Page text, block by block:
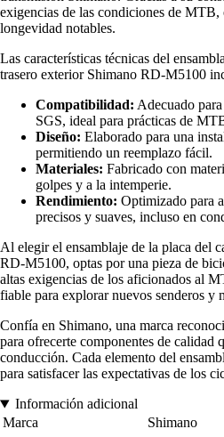
exigencias de las condiciones de
longevidad notables.
Las características técnicas del
trasero exterior Shimano RD-M5100
Compatibilidad: Adecuado
SGS, ideal para prácticas de
Diseño: Elaborado para una
permitiendo un reemplazo fácil.
Materiales: Fabricado con
golpes y a la intemperie.
Rendimiento: Optimizado para
precisos y suaves, incluso en
Al elegir el ensamblaje de la placa del
RD-M5100, optas por una pieza de
altas exigencias de los aficionados al
fiable para explorar nuevos senderos y
Confía en Shimano, una marca
para ofrecerte componentes de calidad
conducción. Cada elemento del
para satisfacer las expectativas de los
Información adicional
Marca
Shimano